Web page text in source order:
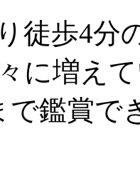
徒歩4分
に増え
で鑑賞で